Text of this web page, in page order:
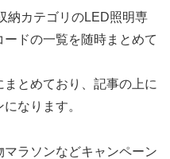
納カテゴリのLED照明専
ドの一覧を随時まとめて
とめており、記事の上に
なります。
ラソンなどキャンペーン